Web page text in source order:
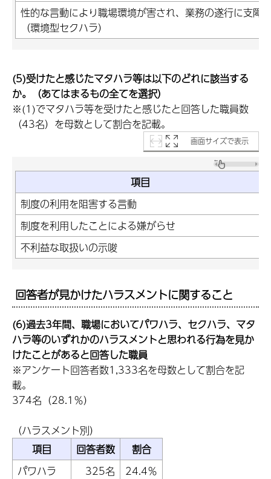
性的な言動により職場環境が害され、業務の遂行に支障
（環境型セクハラ）
(5)受けたと感じたマタハラ等は以下のどれに該当する
か。（あてはまるもの全てを選択）
※(1)でマタハラ等を受けたと感じたと回答した職員数
（43名）を母数として割合を記載。
画面サイズで表示
項目
制度の利用を阻害する言動
制度を利用したことによる嫌がらせ
不利益な取扱いの示唆
回答者が見かけたハラスメントに関すること
(6)過去3年間、職場においてパワハラ、セクハラ、マタ
ハラ等のいずれかのハラスメントと思われる行為を見か
けたことがあると回答した職員
※アンケート回答者数1,333名を母数として割合を記
載。
374名（28.1％）
（ハラスメント別）
項目
回答者数
割合
パワハラ
325名
24.4％